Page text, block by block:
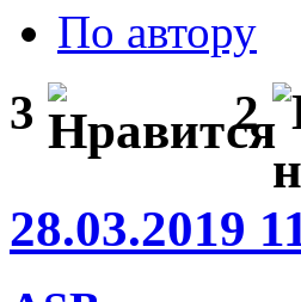
По автору
3 2
28.03.2019